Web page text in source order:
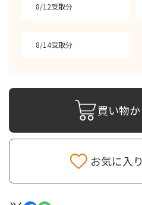
8/12受取分
8/14受取分
買い物
お気に入